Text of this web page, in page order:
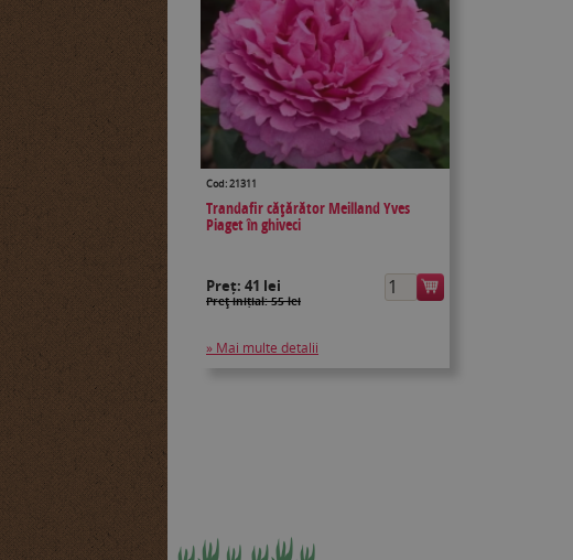
Cod: 21311
Trandafir cățărător Meilland Yves
Piaget în ghiveci
Preț: 41 lei
Preţ inițial: 55 lei
» Mai multe detalii